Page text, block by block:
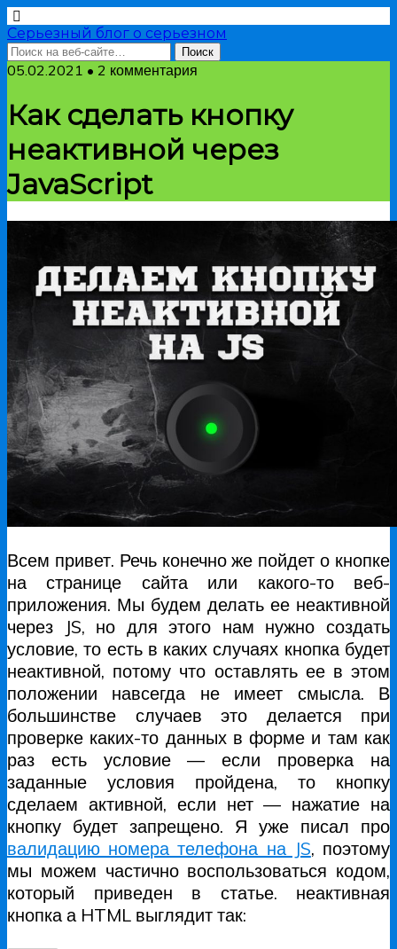
Серьезный блог о серьезном
05.02.2021 • 2 комментария
Как сделать кнопку
неактивной через
JavaScript
Всем привет. Речь конечно же пойдет о кнопке
на странице сайта или какого-то веб-
приложения. Мы будем делать ее неактивной
через JS, но для этого нам нужно создать
условие, то есть в каких случаях кнопка будет
неактивной, потому что оставлять ее в этом
положении навсегда не имеет смысла. В
большинстве случаев это делается при
проверке каких-то данных в форме и там как
раз есть условие — если проверка на
заданные условия пройдена, то кнопку
сделаем активной, если нет — нажатие на
кнопку будет запрещено. Я уже писал про
валидацию номера телефона на JS, поэтому
мы можем частично воспользоваться кодом,
который приведен в статье. неактивная
кнопка а HTML выглядит так: